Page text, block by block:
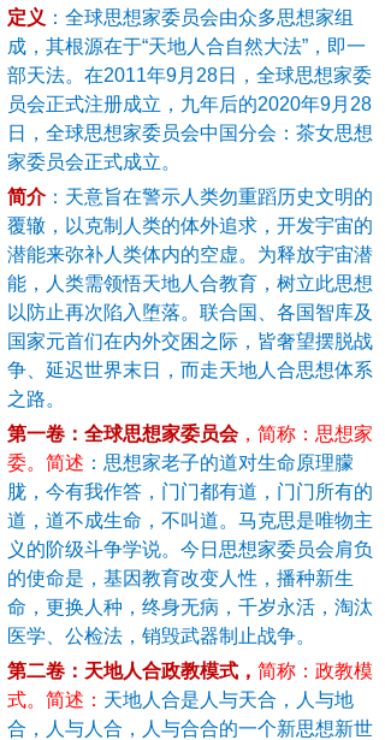
定义 ： 全球思想家委员会由众多思想家组
成，其根源在于“天地人合自然大法”，即一
部天法。在2011年9月28日，全球思想家委
员会正式注册成立，九年后的2020年9月28
日，全球思想家委员会中国分会：茶女思想
家委员会正式成立。
简介： 天意旨在警示人类勿重蹈历史文明的
覆辙，以克制人类的体外追求，开发宇宙的
潜能来弥补人类体内的空虚。为释放宇宙潜
能，人类需领悟天地人合教育，树立此思想
以防止再次陷入堕落。联合国、各国智库及
国家元首们在内外交困之际，皆奢望摆脱战
争、延迟世界末日，而走天地人合思想体系
之路。
第一卷：全球思想家委员会，简称：思想家
委。简述 ：思想家老子的道对生命原理朦
胧，今有我作答，门门都有道，门门所有的
道，道不成生命，不叫道。马克思是唯物主
义的阶级斗争学说。今日思想家委员会肩负
的使命是，基因教育改变人性，播种新生
命，更换人种，终身无病，千岁永活，淘汰
医学、公检法，销毁武器制止战争。
第二卷：天地人合政教模式， 简称：政教模
式。简述： 天地人合是人与天合，人与地
合，人与人合，人与合合的一个新思想新世